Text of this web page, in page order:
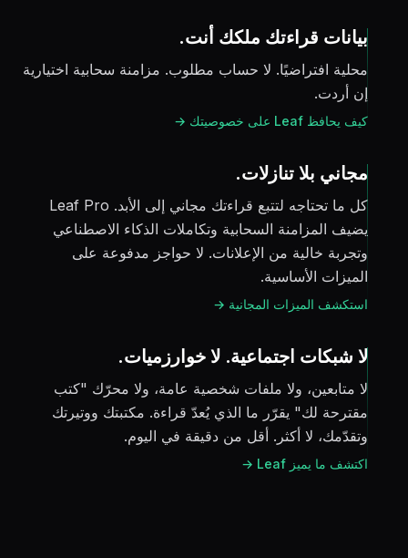
بيانات قراءتك ملكك أنت.
محلية افتراضيًا. لا حساب مطلوب. مزامنة سحابية اختيارية
إن أردت.
كيف يحافظ Leaf على خصوصيتك →
مجاني بلا تنازلات.
كل ما تحتاجه لتتبع قراءتك مجاني إلى الأبد. Leaf Pro
يضيف المزامنة السحابية وتكاملات الذكاء الاصطناعي
وتجربة خالية من الإعلانات. لا حواجز مدفوعة على
الميزات الأساسية.
استكشف الميزات المجانية →
لا شبكات اجتماعية. لا خوارزميات.
لا متابعين، ولا ملفات شخصية عامة، ولا محرّك "كتب
مقترحة لك" يقرّر ما الذي يُعدّ قراءة. مكتبتك ووتيرتك
وتقدّمك، لا أكثر. أقل من دقيقة في اليوم.
اكتشف ما يميز Leaf →